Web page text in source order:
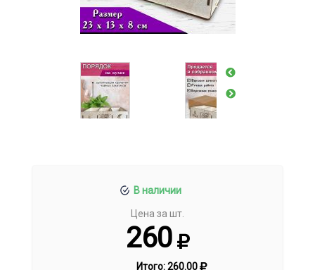
В наличии
Цена за шт.
260
Итого:260.00